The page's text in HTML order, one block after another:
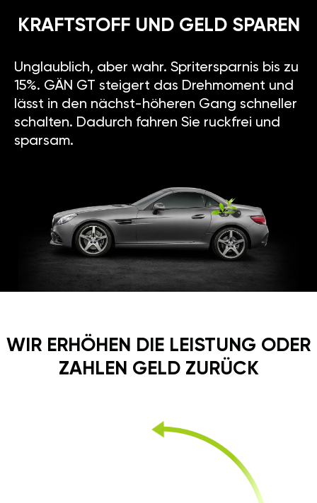
KRAFTSTOFF UND GELD SPAREN
Unglaublich, aber wahr. Spritersparnis bis zu
15%. GÄN GT steigert das Drehmoment und
lässt in den nächst-höheren Gang schneller
schalten. Dadurch fahren Sie ruckfrei und
sparsam.
WIR ERHÖHEN DIE LEISTUNG ODER
ZAHLEN GELD ZURÜCK